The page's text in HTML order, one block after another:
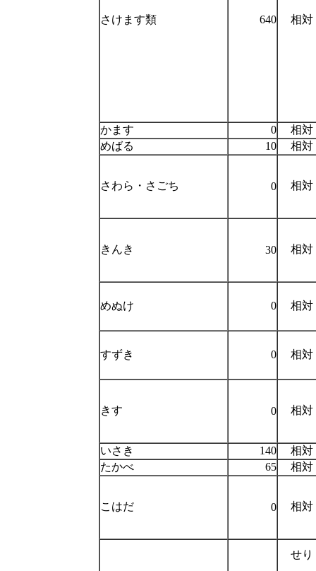
さけます類 640 相対
かます 0
相対
めばる
10 相対
さわら・さごち 0 相対
きんき 30 相対
めぬけ 0 相対
すずき 0 相対
きす 0 相対
いさき 140
相対
たかべ
65 相対
こはだ 0 相対
せり